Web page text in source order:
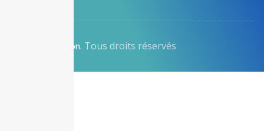
Anyvision. Tous droits réservés